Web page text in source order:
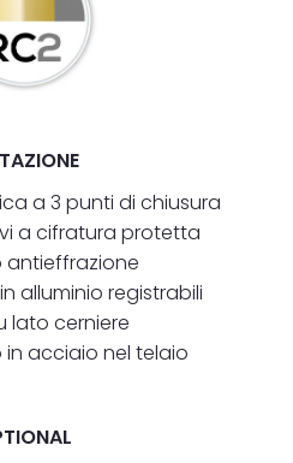
a 3 punti di chiusura
a cifratura protetta
alluminio registrabili
lato cerniere
in acciaio nel telaio